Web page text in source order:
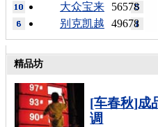
56578
大众宝来
49678
别克凯越
精品坊
[车春秋]成
调